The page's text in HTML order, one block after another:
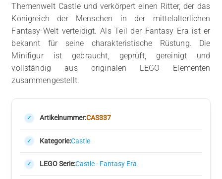
Themenwelt Castle und verkörpert einen Ritter, der das
Königreich der Menschen in der mittelalterlichen
Fantasy-Welt verteidigt. Als Teil der Fantasy Era ist er
bekannt für seine charakteristische Rüstung. Die
Minifigur ist gebraucht, geprüft, gereinigt und
vollständig aus originalen LEGO Elementen
zusammengestellt.
Artikelnummer:CAS337
Kategorie:Castle
LEGO Serie:Castle - Fantasy Era